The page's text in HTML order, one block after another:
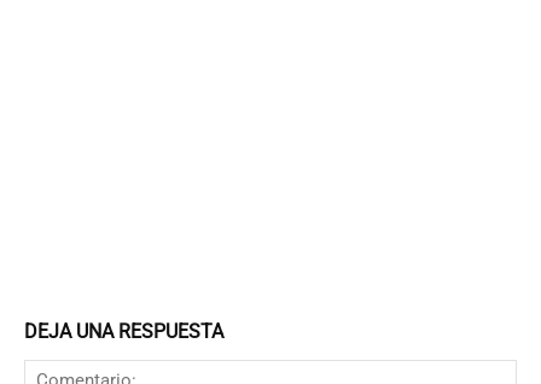
DEJA UNA RESPUESTA